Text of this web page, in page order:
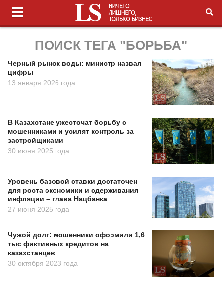
ПОИСК ТЕГА "БОРЬБА"
Черный рынок воды: министр назвал
цифры
13 января 2026 года
В Казахстане ужесточат борьбу с
мошенниками и усилят контроль за
застройщиками
30 июня 2025 года
Уровень базовой ставки достаточен
для роста экономики и сдерживания
инфляции – глава Нацбанка
27 июня 2025 года
Чужой долг: мошенники оформили 1,6
тыс фиктивных кредитов на
казахстанцев
30 октября 2023 года